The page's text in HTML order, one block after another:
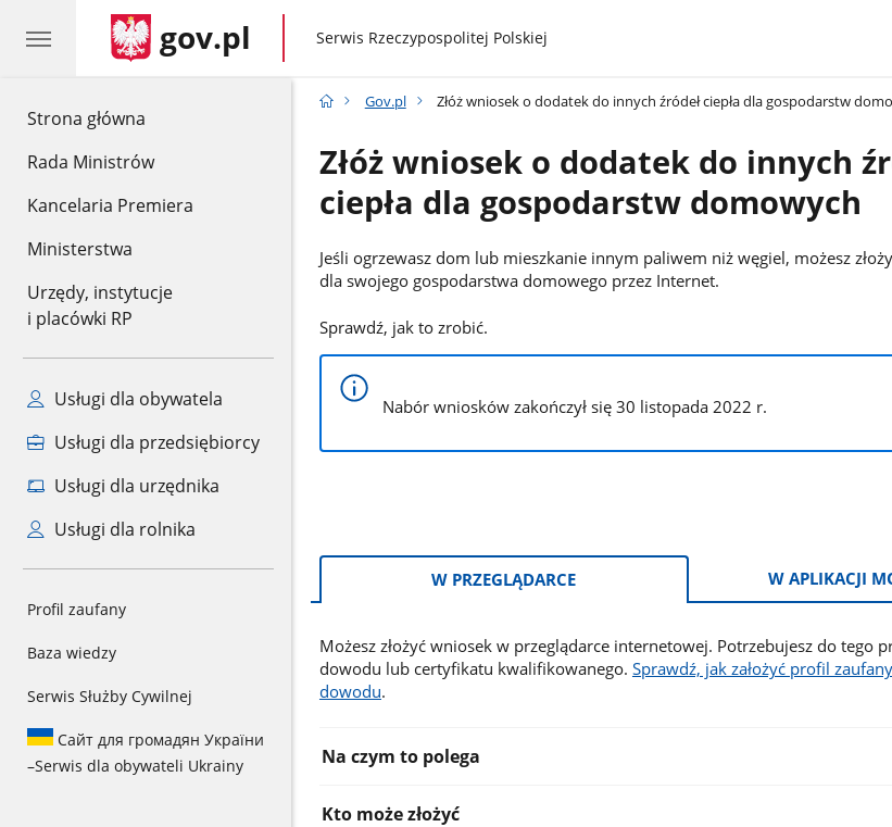
Strona główna
Rada Ministrów
Kancelaria Premiera
Ministerstwa
Urzędy, instytucje
i placówki RP
Usługi dla obywatela
Usługi dla przedsiębiorcy
Usługi dla urzędnika
Usługi dla rolnika
Profil zaufany
Baza wiedzy
Serwis Służby Cywilnej
Сайт для громадян України
–Serwis dla obywateli Ukrainy
gov.pl gov.pl
Serwis Rzeczypospolitej Polskiej
Gov.pl Złóż wniosek o dodatek do innych źródeł ciepła dla gospodarstw
Złóż wniosek o dodatek do innych
ciepła dla gospodarstw domowych
Jeśli ogrzewasz dom lub mieszkanie innym paliwem niż węgiel, możesz
dla swojego gospodarstwa domowego przez Internet.
Sprawdź, jak to zrobić.
Nabór wniosków zakończył się 30 listopada 2022 r.
Informacje:W PRZEGLĄDARCE W APLIKACJI
Możesz złożyć wniosek w przeglądarce internetowej. Potrzebujesz do tego
dowodu lub certyfikatu kwalifikowanego. Sprawdź, jak założyć profil zaufany
dowodu.
Na czym to polega
Kto może złożyć